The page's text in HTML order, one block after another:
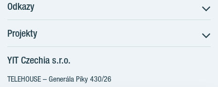
Odkazy
Postup koupě
Klientské změny
Aktuality
Blog
Projekty
RANTA Barrandov III
RANTA Barrandov IV
YIT Czechia s.r.o.
TELEHOUSE – Generála Píky 430/26